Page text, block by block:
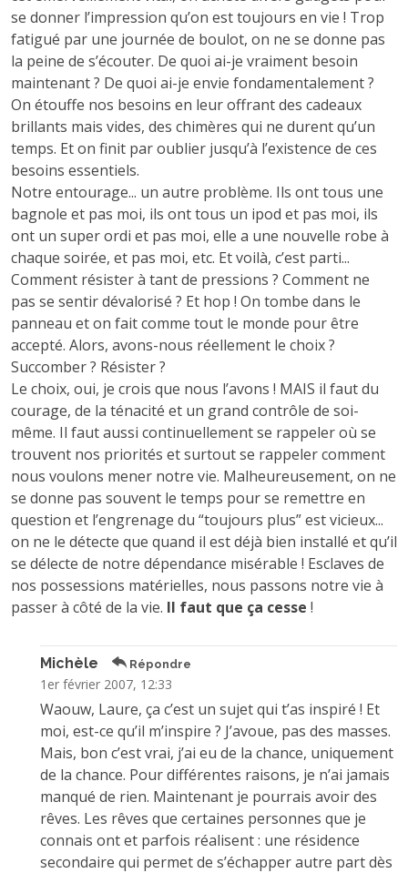
se donner l’impression qu’on est toujours en vie ! Trop
fatigué par une journée de boulot, on ne se donne pas
la peine de s’écouter. De quoi ai-je vraiment besoin
maintenant ? De quoi ai-je envie fondamentalement ?
On étouffe nos besoins en leur offrant des cadeaux
brillants mais vides, des chimères qui ne durent qu’un
temps. Et on finit par oublier jusqu’à l’existence de ces
besoins essentiels.
Notre entourage... un autre problème. Ils ont tous une
bagnole et pas moi, ils ont tous un ipod et pas moi, ils
ont un super ordi et pas moi, elle a une nouvelle robe à
chaque soirée, et pas moi, etc. Et voilà, c’est parti...
Comment résister à tant de pressions ? Comment ne
pas se sentir dévalorisé ? Et hop ! On tombe dans le
panneau et on fait comme tout le monde pour être
accepté. Alors, avons-nous réellement le choix ?
Succomber ? Résister ?
Le choix, oui, je crois que nous l’avons ! MAIS il faut du
courage, de la ténacité et un grand contrôle de soi-
même. Il faut aussi continuellement se rappeler où se
trouvent nos priorités et surtout se rappeler comment
nous voulons mener notre vie. Malheureusement, on ne
se donne pas souvent le temps pour se remettre en
question et l’engrenage du “toujours plus” est vicieux...
on ne le détecte que quand il est déjà bien installé et qu’il
se délecte de notre dépendance misérable ! Esclaves de
nos possessions matérielles, nous passons notre vie à
passer à côté de la vie. Il faut que ça cesse !
Michèle Répondre
1er février 2007, 12:33
Waouw, Laure, ça c’est un sujet qui t’as inspiré ! Et
moi, est-ce qu’il m’inspire ? J’avoue, pas des masses.
Mais, bon c’est vrai, j’ai eu de la chance, uniquement
de la chance. Pour différentes raisons, je n’ai jamais
manqué de rien. Maintenant je pourrais avoir des
rêves. Les rêves que certaines personnes que je
connais ont et parfois réalisent : une résidence
secondaire qui permet de s’échapper autre part dès